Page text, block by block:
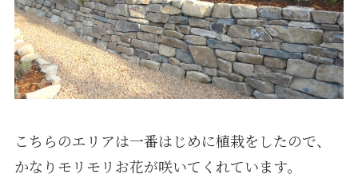
こちらのエリアは一番はじめに植栽をしたので、
かなりモリモリお花が咲いてくれています。